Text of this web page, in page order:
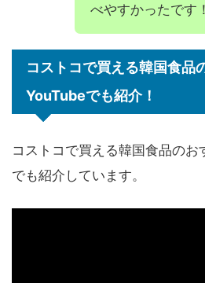
べやすかったです！
コストコで買える韓国食品
YouTubeでも紹介！
コストコで買える韓国食品の
でも紹介しています。